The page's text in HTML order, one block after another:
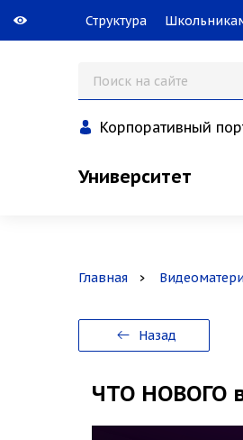
Структура
Корпоративный
Университет
Главная
Назад
ЧТО НОВОГО